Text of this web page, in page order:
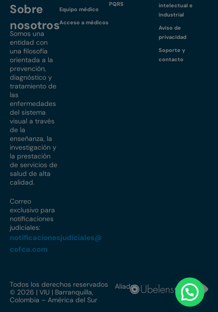
Sobre
nosotros
Somos una
entidad con
una filosofía
orientada a la
prevención,
diagnóstico y
tratamiento de
las
enfermedades
del sistema
visual a través
de la
enseñanza, la
investigación y
la prestación
de servicios de
salud de alta
calidad.
Correo
exclusivo para
notificaciones
judiciales:
notificacionesjudiciales@
cofca.com
Equipo médico
Acceso a médicos
PQRS
intelectual e
industrial
Aviso de
privacidad
Soporte y
contacto
Todos los derechos reservados
© 2026 | VIU | Barranquilla,
Colombia – América del Sur
Aliados